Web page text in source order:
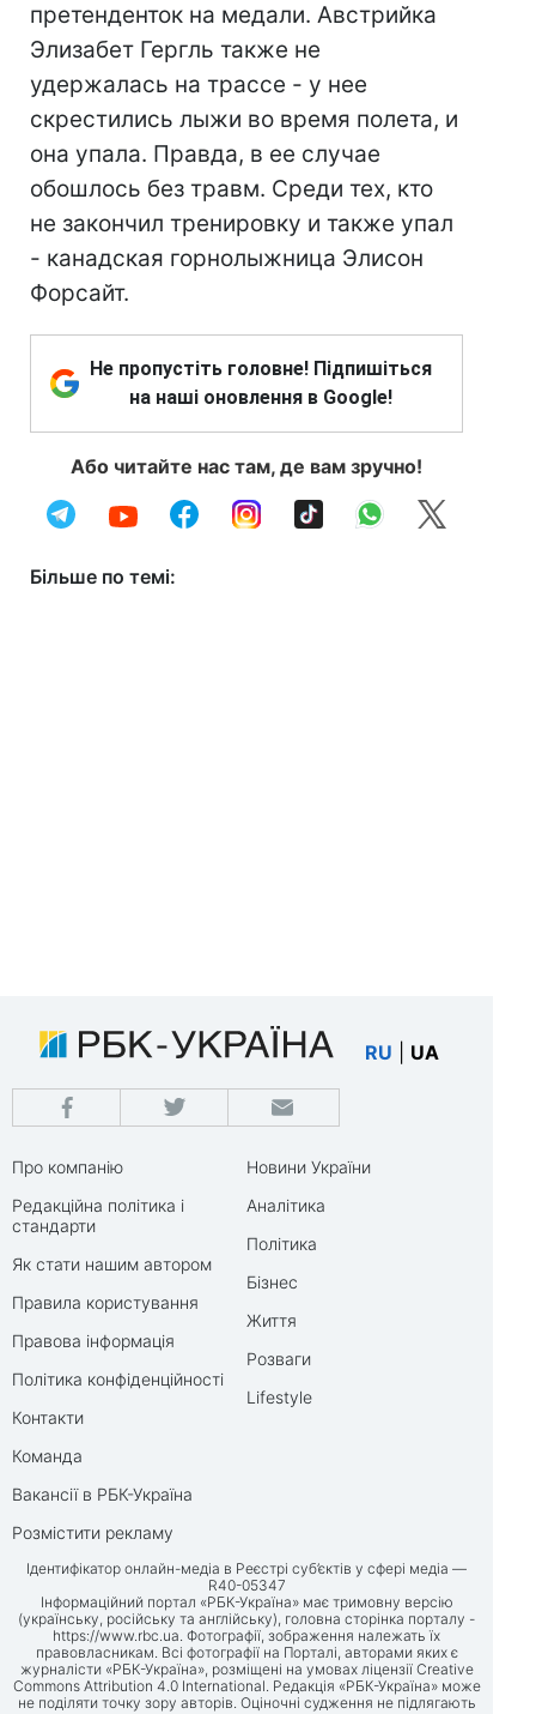
претенденток на медали. Австрийка
Элизабет Гергль также не
удержалась на трассе - у нее
скрестились лыжи во время полета, и
она упала. Правда, в ее случае
обошлось без травм. Среди тех, кто
не закончил тренировку и также упал
- канадская горнолыжница Элисон
Форсайт.
Не пропустіть головне! Підпишіться
на наші оновлення в Google!
Або читайте нас там, де вам зручно!
Більше по темі:
RU UA
Про компанію
Редакційна політика і
стандарти
Як стати нашим автором
Правила користування
Правова інформація
Політика конфіденційності
Контакти
Команда
Вакансії в РБК-Україна
Розмістити рекламу
Новини України
Аналітика
Політика
Бізнес
Життя
Розваги
Lifestyle
Ідентифікатор онлайн-медіа в Реєстрі суб’єктів у сфері медіа —
R40-05347
Інформаційний портал «РБК-Україна» має тримовну версію
(українську, російську та англійську), головна сторінка порталу -
https://www.rbc.ua. Фотографії, зображення належать їх
правовласникам. Всі фотографії на Порталі, авторами яких є
журналісти «РБК-Україна», розміщені на умовах ліцензії Creative
Commons Attribution 4.0 International. Редакція «РБК-Україна» може
не поділяти точку зору авторів. Оціночні судження не підлягають